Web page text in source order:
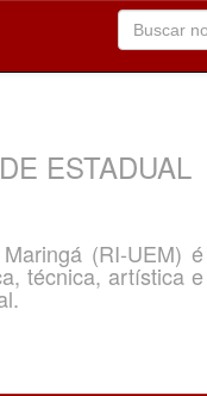
ESTADUAL
(RI-UEM) é
técnica, artística e